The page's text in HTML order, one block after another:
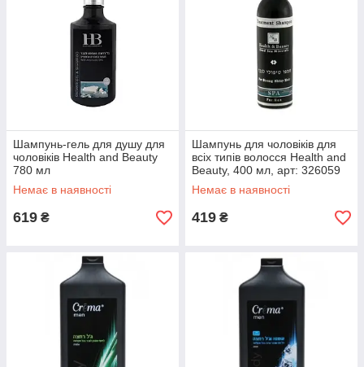
Шампунь-гель для душу для
чоловіків Health and Beauty
780 мл
Немає в наявності
619 ₴
Шампунь для чоловіків для
всіх типів волосся Health and
Beauty, 400 мл, арт: 326059
Немає в наявності
419 ₴